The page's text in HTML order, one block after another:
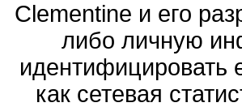
Clementine и его
либо личную
идентифицировать
как сетевая